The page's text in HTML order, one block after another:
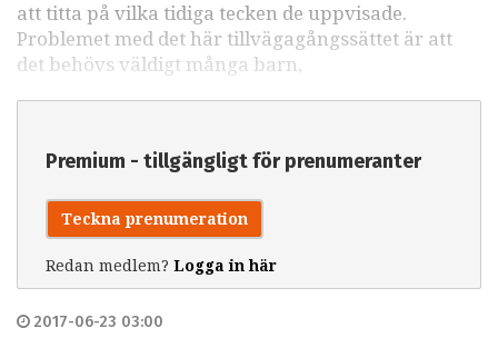
att titta på vilka tidiga tecken de uppvisade.
Problemet med det här tillvägagångssättet är att
det behövs väldigt många barn,
Premium - tillgängligt för prenumeranter
Teckna prenumeration
Redan medlem? Logga in här
2017-06-23 03:00